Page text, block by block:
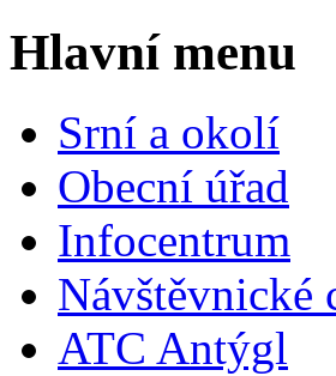
Hlavní menu
Srní a okolí
Obecní úřad
Infocentrum
Návštěvnické
ATC Antýgl